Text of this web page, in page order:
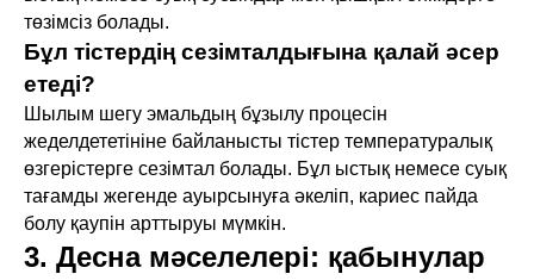
төзімсіз болады.
Бұл тістердің сезімталдығына қалай әсер
етеді?
Шылым шегу эмальдың бұзылу процесін
жеделдететініне байланысты тістер температуралық
өзгерістерге сезімтал болады. Бұл ыстық немесе суық
тағамды жегенде ауырсынуға әкеліп, кариес пайда
болу қаупін арттыруы мүмкін.
3. Десна мәселелері: қабынулар